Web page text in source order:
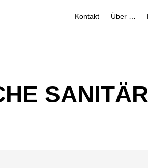
Kontakt